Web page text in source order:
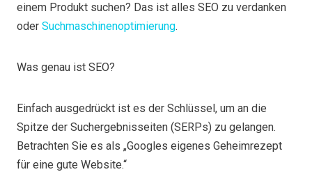
einem Produkt suchen? Das ist alles SEO zu verdanken
oder Suchmaschinenoptimierung.
Was genau ist SEO?
Einfach ausgedrückt ist es der Schlüssel, um an die
Spitze der Suchergebnisseiten (SERPs) zu gelangen.
Betrachten Sie es als „Googles eigenes Geheimrezept
für eine gute Website.“